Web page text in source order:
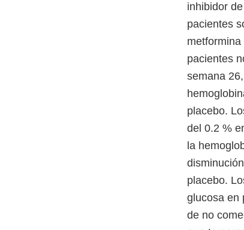
inhibidor
pacientes
pacientes
semana
placebo.
del 0.2 %
la
placebo.
glucosa en
de no